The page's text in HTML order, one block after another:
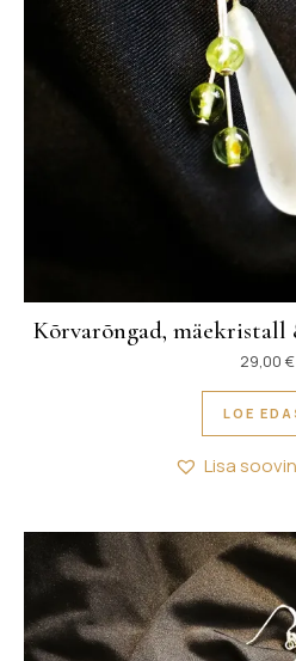
Kõrvarõngad, mäekristall
29,00 €
LOE
Lisa